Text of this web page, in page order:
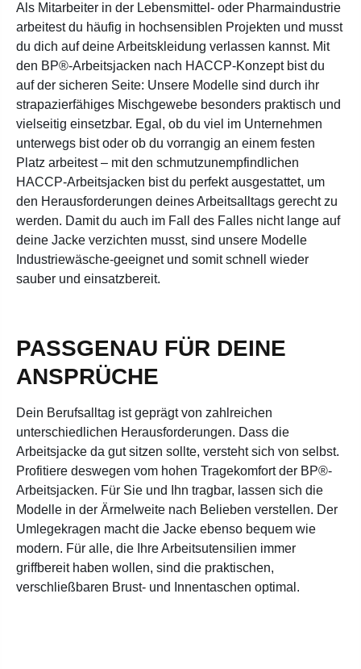
Als Mitarbeiter in der Lebensmittel- oder Pharmaindustrie
arbeitest du häufig in hochsensiblen Projekten und musst
du dich auf deine Arbeitskleidung verlassen kannst. Mit
den BP®-Arbeitsjacken nach HACCP-Konzept bist du
auf der sicheren Seite: Unsere Modelle sind durch ihr
strapazierfähiges Mischgewebe besonders praktisch und
vielseitig einsetzbar. Egal, ob du viel im Unternehmen
unterwegs bist oder ob du vorrangig an einem festen
Platz arbeitest – mit den schmutzunempfindlichen
HACCP-Arbeitsjacken bist du perfekt ausgestattet, um
den Herausforderungen deines Arbeitsalltags gerecht zu
werden. Damit du auch im Fall des Falles nicht lange auf
deine Jacke verzichten musst, sind unsere Modelle
Industriewäsche-geeignet und somit schnell wieder
sauber und einsatzbereit.
PASSGENAU FÜR DEINE
ANSPRÜCHE
Dein Berufsalltag ist geprägt von zahlreichen
unterschiedlichen Herausforderungen. Dass die
Arbeitsjacke da gut sitzen sollte, versteht sich von selbst.
Profitiere deswegen vom hohen Tragekomfort der BP®-
Arbeitsjacken. Für Sie und Ihn tragbar, lassen sich die
Modelle in der Ärmelweite nach Belieben verstellen. Der
Umlegekragen macht die Jacke ebenso bequem wie
modern. Für alle, die Ihre Arbeitsutensilien immer
griffbereit haben wollen, sind die praktischen,
verschließbaren Brust- und Innentaschen optimal.